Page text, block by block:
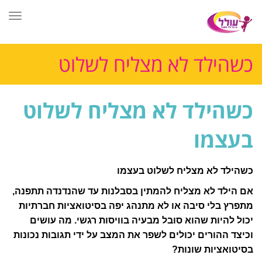
כשהילד לא מצליח לשלוט
בעצמו
כשהילד לא מצליח לשלוט
בעצמו
כשהילד לא מצליח לשלוט בעצמו
אם הילד לא מצליח להמתין בסבלנות עד שהנדנדה תתפנה,
מתפרץ בלי סיבה או לא מתנהג יפה בסיטואציות חברתיות
יכול להיות שהוא סובל מבעיה בוויסות רגשי. מה עושים
וכיצד ההורים יכולים לשפר את המצב על ידי תגובות נכונות
בסיטואציות שונות?